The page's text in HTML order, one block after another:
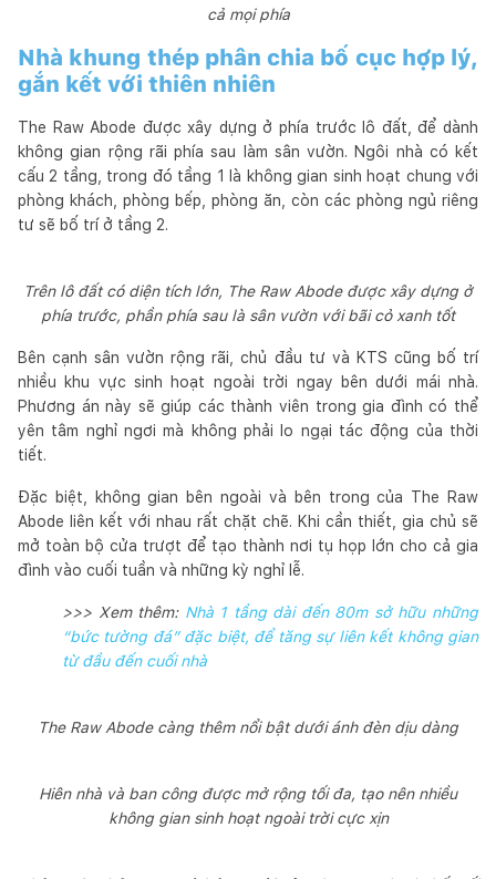
cả mọi phía
Nhà khung thép phân chia bố cục hợp lý,
gắn kết với thiên nhiên
The Raw Abode được xây dựng ở phía trước lô đất, để dành
không gian rộng rãi phía sau làm sân vườn. Ngôi nhà có kết
cấu 2 tầng, trong đó tầng 1 là không gian sinh hoạt chung với
phòng khách, phòng bếp, phòng ăn, còn các phòng ngủ riêng
tư sẽ bố trí ở tầng 2.
Trên lô đất có diện tích lớn, The Raw Abode được xây dựng ở
phía trước, phần phía sau là sân vườn với bãi cỏ xanh tốt
Bên cạnh sân vườn rộng rãi, chủ đầu tư và KTS cũng bố trí
nhiều khu vực sinh hoạt ngoài trời ngay bên dưới mái nhà.
Phương án này sẽ giúp các thành viên trong gia đình có thể
yên tâm nghỉ ngơi mà không phải lo ngại tác động của thời
tiết.
Đặc biệt, không gian bên ngoài và bên trong của The Raw
Abode liên kết với nhau rất chặt chẽ. Khi cần thiết, gia chủ sẽ
mở toàn bộ cửa trượt để tạo thành nơi tụ họp lớn cho cả gia
đình vào cuối tuần và những kỳ nghỉ lễ.
>>> Xem thêm: Nhà 1 tầng dài đến 80m sở hữu những
“bức tường đá” đặc biệt, để tăng sự liên kết không gian
từ đầu đến cuối nhà
The Raw Abode càng thêm nổi bật dưới ánh đèn dịu dàng
Hiên nhà và ban công được mở rộng tối đa, tạo nên nhiều
không gian sinh hoạt ngoài trời cực xịn